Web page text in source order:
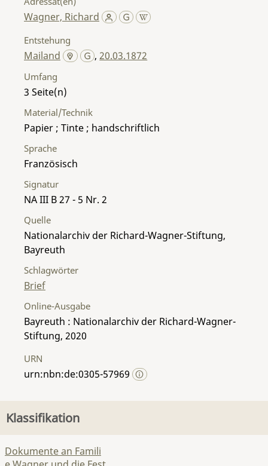
Wagner, Richard
Entstehung
Mailand ,20.03.1872
Umfang
3
Material/Technik
Papier ; Tinte ; handschriftlich
Sprache
Französisch
Signatur
NA III B 27 - 5 Nr. 2
Quelle
Nationalarchiv der Richard-Wagner-Stiftung,
Bayreuth
Schlagwörter
Brief
Online-Ausgabe
Bayreuth : Nationalarchiv der Richard-Wagner-
Stiftung, 2020
URN
urn:nbn:de:0305-57969
Klassifikation
Dokumente an Famili